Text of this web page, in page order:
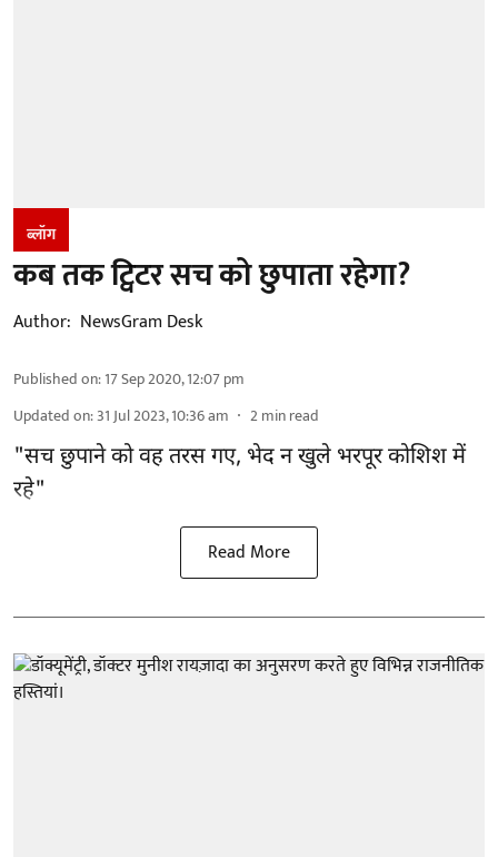
ब्लॉग
कब तक ट्विटर सच को छुपाता रहेगा?
Author: NewsGram Desk
Published on:17 Sep 2020, 12:07 pm
Updated on:31 Jul 2023, 10:36 am 2min read
"सच छुपाने को वह तरस गए, भेद न खुले भरपूर कोशिश में
रहे"
Read More